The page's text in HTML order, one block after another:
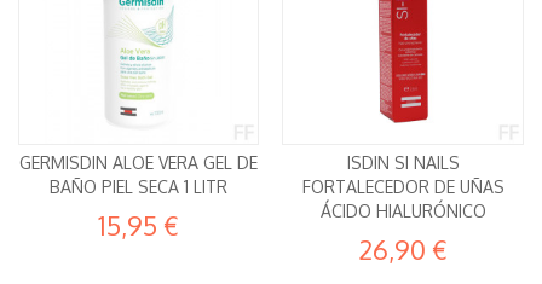
GERMISDIN ALOE VERA GEL DE
BAÑO PIEL SECA 1 LITR
15,95 €
ISDIN SI NAILS
FORTALECEDOR DE UÑAS
ÁCIDO HIALURÓNICO
26,90 €